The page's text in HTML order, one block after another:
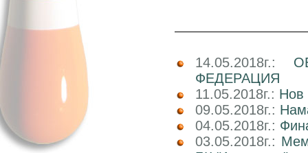
14.05.2018г.:
ФЕДЕРАЦИЯ
11.05.2018г.: Нов
09.05.2018г.:
04.05.2018г.:
03.05.2018г.: